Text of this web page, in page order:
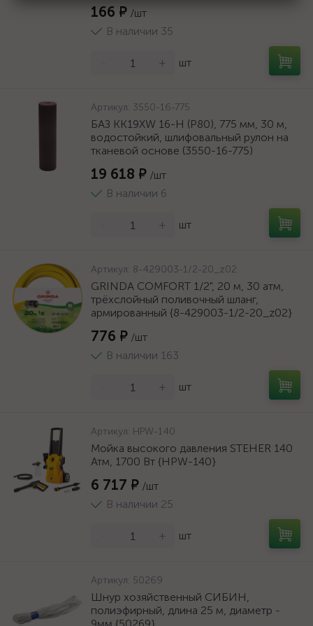
166 ₽ /шт
В наличии 35
+ шт
Артикул: 3550-16-775
БАЗ KK19XW 16-H (Р80), 775 мм, 30 м,
водостойкий, шлифовальный рулон на
тканевой основе (3550-16-775)
19 618 ₽ /шт
В наличии 6
+ шт
Артикул: 8-429003-1/2-20_z02
GRINDA COMFORT 1/2", 20 м, 30 атм,
трёхслойный поливочный шланг,
армированный {8-429003-1/2-20_z02}
776 ₽ /шт
В наличии 163
+ шт
Артикул: HPW-140
Мойка высокого давления STEHER 140
Атм, 1700 Вт {HPW-140}
6 717 ₽ /шт
В наличии 25
+ шт
Артикул: 50269
Шнур хозяйственный СИБИН,
полиэфирный, длина 25 м, диаметр -